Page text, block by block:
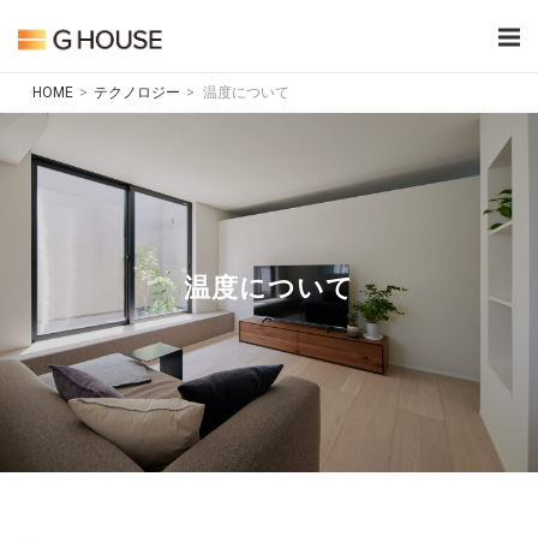
HOME > テクノロジー > 温度について
温度について